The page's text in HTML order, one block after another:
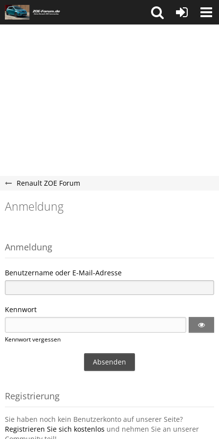
Renault ZOE Forum
Anmeldung
Anmeldung
Benutzername oder E-Mail-Adresse
Kennwort
Kennwort vergessen
Registrierung
Sie haben noch kein Benutzerkonto auf unserer Seite?
Registrieren Sie sich kostenlos und nehmen Sie an unserer